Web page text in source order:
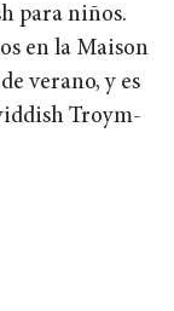
para niños.
en la Maison
verano, y es
Troym-